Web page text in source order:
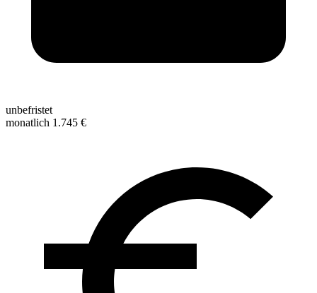
unbefristet
monatlich 1.745 €